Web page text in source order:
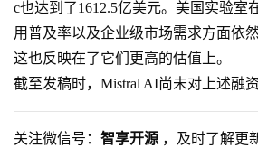
c也达到了1612.5亿美元。美国实验室
用普及率以及企业级市场需求方面依
这也反映在了它们更高的估值上。
截至发稿时，Mistral AI尚未对上述融
关注微信号： 智享开源 ，及时了解更